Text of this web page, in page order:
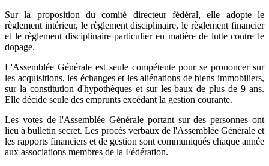
Sur la proposition du comité directeur fédéral, elle adopte le
règlement intérieur, le règlement disciplinaire, le règlement financier
et le règlement disciplinaire particulier en matière de lutte contre le
dopage.
L'Assemblée Générale est seule compétente pour se prononcer sur
les acquisitions, les échanges et les aliénations de biens immobiliers,
sur la constitution d'hypothèques et sur les baux de plus de 9 ans.
Elle décide seule des emprunts excédant la gestion courante.
Les votes de l'Assemblée Générale portant sur des personnes ont
lieu à bulletin secret. Les procès verbaux de l'Assemblée Générale et
les rapports financiers et de gestion sont communiqués chaque année
aux associations membres de la Fédération.